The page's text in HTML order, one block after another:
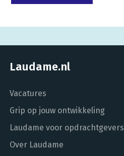
Laudame.nl
Vacatures
Grip op jouw ontwikkeling
Laudame voor opdrachtgevers
Over Laudame